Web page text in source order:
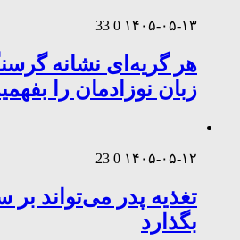
۱۴۰۵-۰۵-۱۳ 0
33
هر گریه‌ای نشانه
زبان نوزادمان را
۱۴۰۵-۰۵-۱۲ 0
23
تغذیه پدر می‌تواند بر
بگذارد